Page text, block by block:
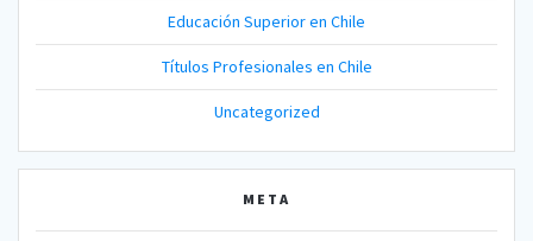
Educación Superior en Chile
Títulos Profesionales en Chile
Uncategorized
META